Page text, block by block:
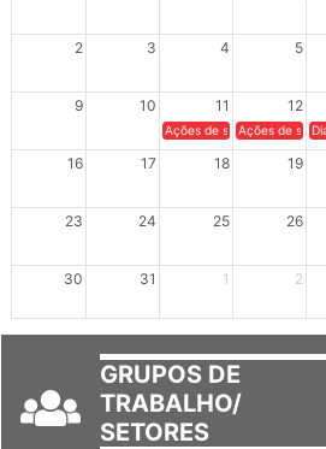
2 3 4 5
9 10 11 12
Ações de solidariedade a
Ações de
16 17 18 19
23 24 25 26
30 31 1 2
GRUPOS DE
TRABALHO/
SETORES